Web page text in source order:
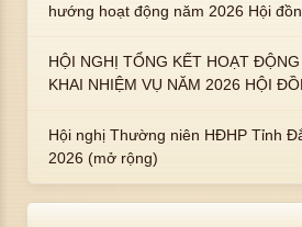
hướng hoạt động năm 2026 Hội
HỘI NGHỊ TỔNG KẾT HOẠT
KHAI NHIỆM VỤ NĂM 2026 HỘI ĐỒNG HỌ PHẠM
Hội nghị Thường niên HĐHP Tỉnh
2026 (mở rộng)